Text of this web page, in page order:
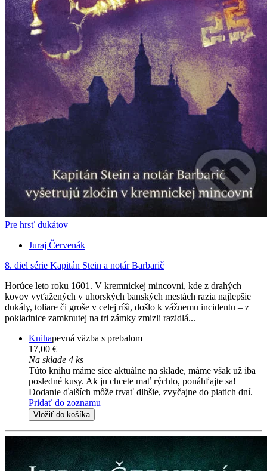
Pre hrsť dukátov
Juraj Červenák
8. diel série Kapitán Stein a notár Barbarič
Horúce leto roku 1601. V kremnickej mincovni, kde z drahých
kovov vyťažených v uhorských banských mestách razia najlepšie
dukáty, toliare či groše v celej ríši, došlo k vážnemu incidentu – z
pokladnice zamknutej na tri zámky zmizli razidlá...
Knihapevná väzba s prebalom
17,00 €
Na sklade 4 ks
Túto knihu máme síce aktuálne na sklade, máme však už iba
posledné kusy. Ak ju chcete mať rýchlo, ponáhľajte sa!
Dodanie ďalších môže trvať dlhšie, zvyčajne do piatich dní.
Pridať do zoznamu
Vložiť do košíka